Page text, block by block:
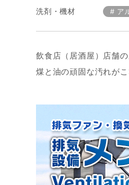
洗剤・機材 ア
飲食店（居酒屋）店舗
煤と油の頑固な汚れが